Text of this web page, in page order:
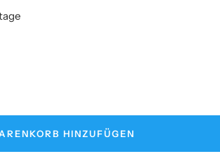
HINZUFÜGEN